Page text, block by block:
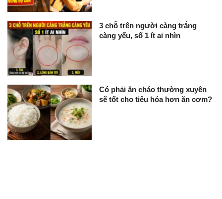
3 chỗ trên người càng trắng
càng yếu, số 1 ít ai nhìn
Có phải ăn cháo thường xuyên
sẽ tốt cho tiêu hóa hơn ăn cơm?